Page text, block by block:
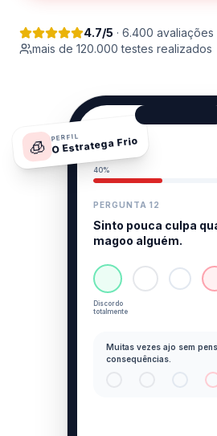
4.7/5 · 6.400 avaliações
mais de 120.000 testes realizados
Psique
40%
PERGUNTA 12
Sinto pouca culpa
magoo alguém.
Discordo
totalmente
Muitas vezes ajo sem
consequências.
🧊 PERFIL
O Estratega Frio